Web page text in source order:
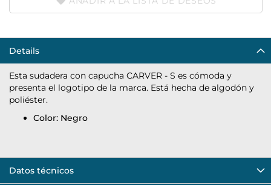
Details
Esta sudadera con capucha CARVER - S es cómoda y
presenta el logotipo de la marca. Está hecha de algodón y
poliéster.
Color: Negro
Datos técnicos